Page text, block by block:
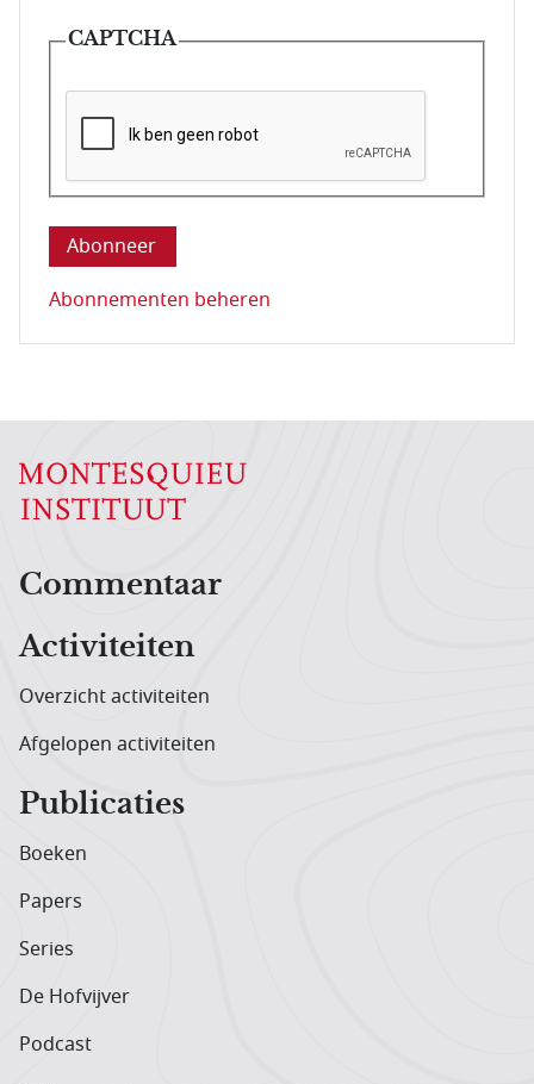
CAPTCHA
Deze vraag is om te controleren dat u een mens
Abonnementen beheren
Hoofdnavigatiemenu
Commentaar
Activiteiten
Overzicht activiteiten
Afgelopen activiteiten
Publicaties
Boeken
Papers
Series
De Hofvijver
Podcast